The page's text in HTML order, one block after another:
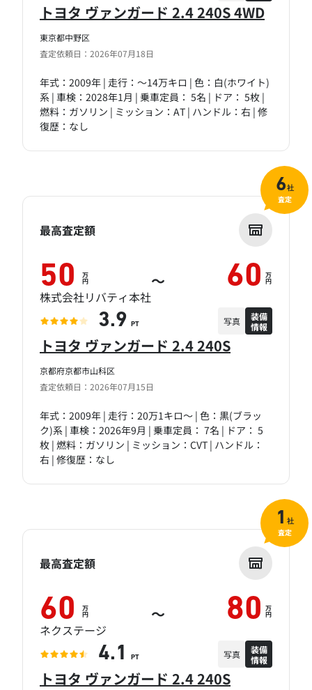
東京都中野区
査定依頼日：2026年07月18日
トヨタ ヴァンガード 2.4 240S 4WD
年式：2009年 | 走行：～14万キロ | 色：白(ホワイト)
系 | 車検：2028年1月 | 乗車定員： 5名 | ドア： 5枚 |
燃料：ガソリン | ミッション：AT | ハンドル：右 | 修
復歴：なし
京都府京都市山科区
査定依頼日：2026年07月15日
トヨタ ヴァンガード 2.4 240S
年式：2009年 | 走行：20万1キロ～ | 色：黒(ブラッ
ク)系 | 車検：2026年9月 | 乗車定員： 7名 | ドア： 5
枚 | 燃料：ガソリン | ミッション：CVT | ハンドル：
右 | 修復歴：なし
最高査定額
50 万
円 ～ 60 万
円
株式会社リバティ本社
3.9 PT 写真
装備
情報
6社
査定
トヨタ ヴァンガード 2.4 240S
最高査定額
60 万
円 ～ 80 万
円
ネクステージ
4.1 PT 写真
装備
情報
1 社
査定